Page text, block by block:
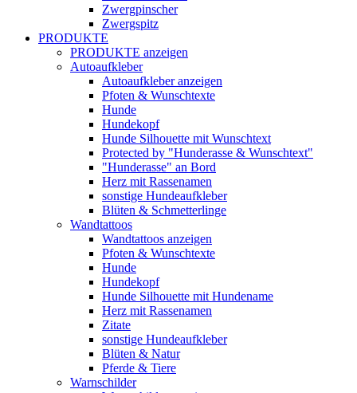
Zwergpinscher
Zwergspitz
PRODUKTE
PRODUKTE anzeigen
Autoaufkleber
Autoaufkleber anzeigen
Pfoten & Wunschtexte
Hunde
Hundekopf
Hunde Silhouette mit Wunschtext
Protected by "Hunderasse & Wunschtext"
"Hunderasse" an Bord
Herz mit Rassenamen
sonstige Hundeaufkleber
Blüten & Schmetterlinge
Wandtattoos
Wandtattoos anzeigen
Pfoten & Wunschtexte
Hunde
Hundekopf
Hunde Silhouette mit Hundename
Herz mit Rassenamen
Zitate
sonstige Hundeaufkleber
Blüten & Natur
Pferde & Tiere
Warnschilder